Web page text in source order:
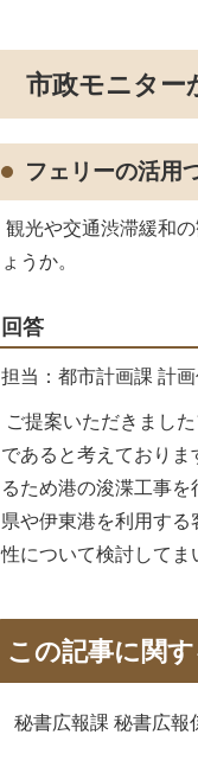
市政モニター
フェリーの活用
観光や交通渋滞緩和
ょうか。
回答
担当：都市計画課 計
ご提案いただきまし
であると考えており
るため港の浚渫工事
県や伊東港を利用す
性について検討してま
この記事に関
秘書広報課 秘書広報